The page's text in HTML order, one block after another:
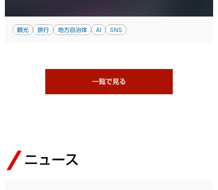
観光 旅行 地方自治体 AI SNS
一覧で見る
ニュース